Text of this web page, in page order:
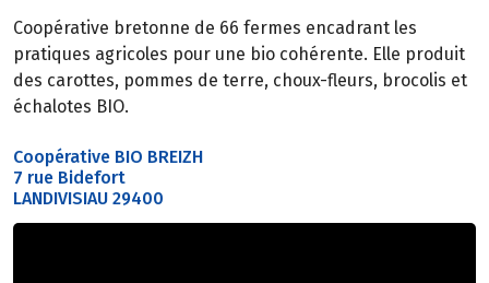
Coopérative bretonne de 66 fermes encadrant les
pratiques agricoles pour une bio cohérente. Elle produit
des carottes, pommes de terre, choux-fleurs, brocolis et
échalotes BIO.
Coopérative BIO BREIZH
7 rue Bidefort
LANDIVISIAU 29400